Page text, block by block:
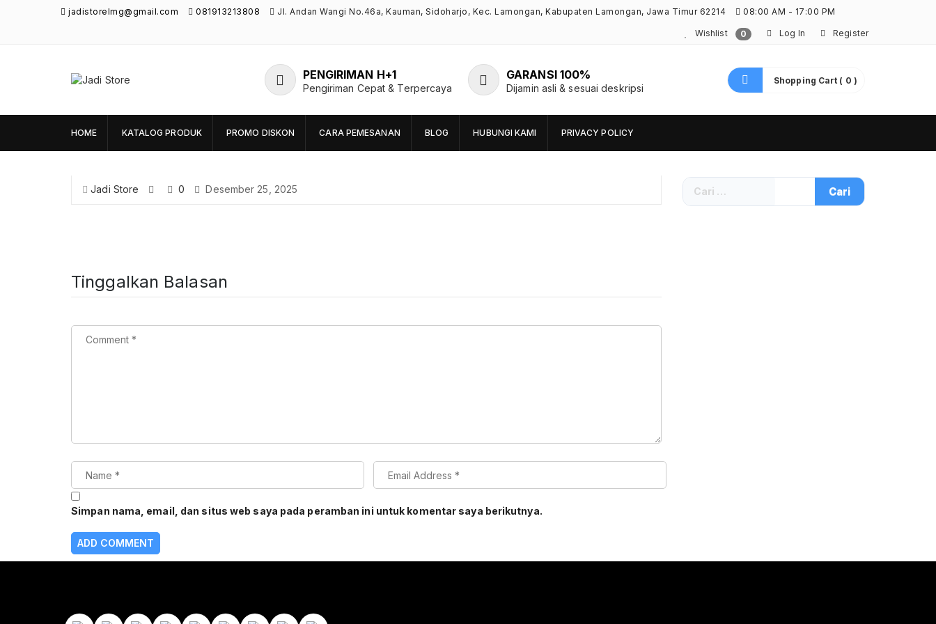
jadistorelmg@gmail.com 081913213808 Jl. Andan Wangi No.46a, Kauman, Sidoharjo, Kec. Lamongan, Kabupaten Lamongan, Jawa Timur 62214 08:00 AM - 17:00 PM
Wishlist 0 Log In Register
Unik di Lamongan
PENGIRIMAN H+1
Pengiriman Cepat & Terpercaya
GARANSI 100%
Dijamin asli & sesuai deskripsi
Shopping Cart ( 0 )
HOME KATALOG PRODUK PROMO DISKON CARA PEMESANAN BLOG HUBUNGI KAMI PRIVACY POLICY
Jadi Store 0 Desember 25, 2025
Tinggalkan Balasan
Simpan nama, email, dan situs web saya pada peramban ini untuk komentar saya berikutnya.
Cari
untuk: